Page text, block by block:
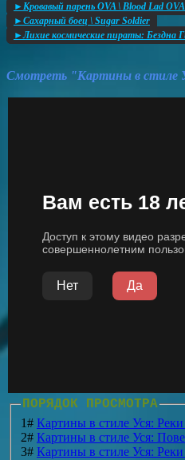
►Кровавый парень OVA \ Blood Lad OVA
►Сахарный боец \ Sugar Soldier
►Лихие космические пираты: Бездна
Смотреть "Картины в стиле
ПОРЯДОК ПРОСМОТРА
1# Картины в стиле Уся: Реки
2# Картины в стиле Уся:
3# Картины в стиле Уся: Реки